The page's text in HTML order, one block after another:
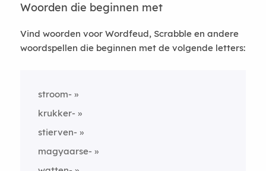
Woorden die beginnen met
Vind woorden voor Wordfeud, Scrabble en andere
woordspellen die beginnen met de volgende letters:
stroom-
krukker-
stierven-
magyaarse-